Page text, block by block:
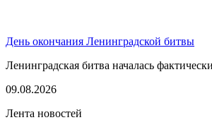
День окончания Ленинградской битвы
Ленинградская битва началась
09.08.2026
Лента новостей